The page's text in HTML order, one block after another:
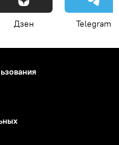
Дзен Telegram